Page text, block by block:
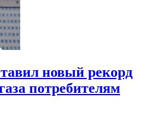
новый рекорд
потребителям